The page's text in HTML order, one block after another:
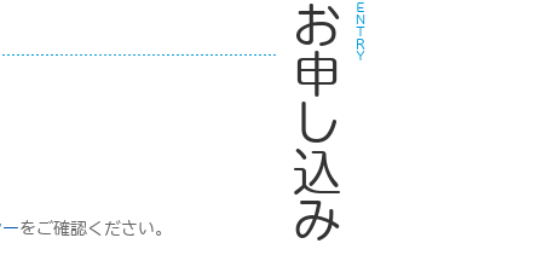
ＥＮＴＲＹ
お申し込み
をご確認ください。